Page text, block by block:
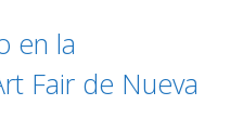
en la
Fair de Nueva